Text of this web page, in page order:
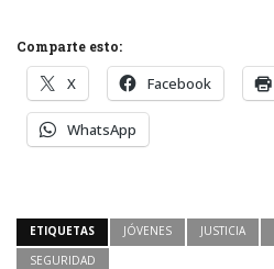
Comparte esto:
X Facebook
WhatsApp
ETIQUETAS JÓVENES JUSTICIA
SEGURIDAD